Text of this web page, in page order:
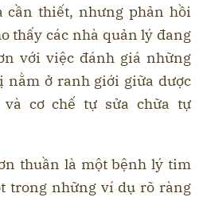
cần thiết, nhưng phản hồi
thấy các nhà quản lý đang
với việc đánh giá những
nằm ở ranh giới giữa dược
cơ chế tự sửa chữa tự
thuần là một bệnh lý tim
trong những ví dụ rõ ràng